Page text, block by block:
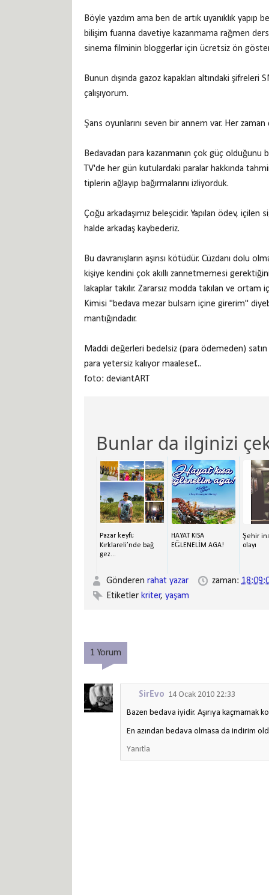
Böyle yazdım ama ben de artık uyanıklık yapıp
bilişim fuarına davetiye kazanmama rağmen
sinema filminin bloggerlar için ücretsiz ön
Bunun dışında gazoz kapakları altındaki
çalışıyorum.
Şans oyunlarını seven bir annem var. Her
Bedavadan para kazanmanın çok güç
TV'de her gün kutulardaki paralar hakkında
tiplerin ağlayıp bağırmalarını izliyorduk.
Çoğu arkadaşımız beleşcidir. Yapılan ödev, içilen
halde arkadaş kaybederiz.
Bu davranışların aşırısı kötüdür. Cüzdanı dolu
kişiye kendini çok akıllı zannetmemesi
lakaplar takılır. Zararsız modda takılan ve
Kimisi "bedava mezar bulsam içine girerim"
mantığındadır.
Maddi değerleri bedelsiz (para ödemeden) satın
para yetersiz kalıyor maalesef...
foto: deviantART
Bunlar da ilginizi
Pazar keyfi;
Kırklareli’nde bağ
gez...
HAYAT KISA
EĞLENELİM AGA!
Şehir
olayı
Gönderen rahat yazar zaman:
Etiketler kriter, yaşam
1 Yorum
SirEvo 14 Ocak 2010 22:33
Bazen bedava iyidir. Aşırıya kaçmamak
En azından bedava olmasa da indirim
Yanıtla